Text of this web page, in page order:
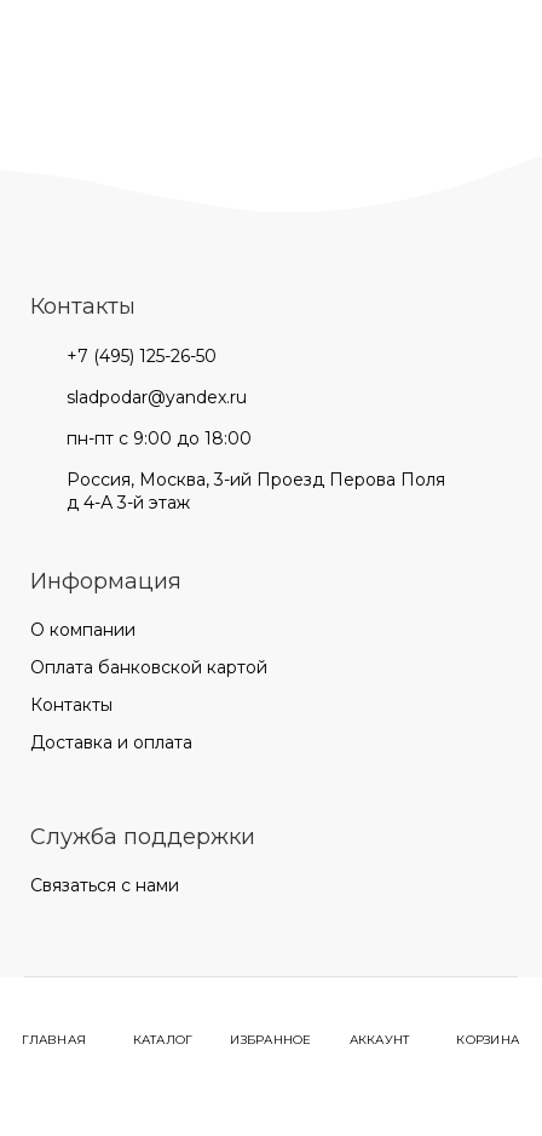
Контакты
+7 (495) 125-26-50
sladpodar@yandex.ru
пн-пт с 9:00 до 18:00
Россия, Москва, 3-ий Проезд Перова Поля
д 4-А 3-й этаж
Информация
О компании
Оплата банковской картой
Контакты
Доставка и оплата
Служба поддержки
Связаться с нами
ГЛАВНАЯ КАТАЛОГ ИЗБРАННОЕ АККАУНТ КОРЗИНА